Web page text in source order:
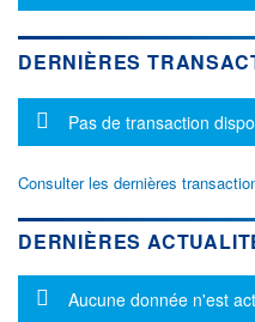
DERNIÈRES
Message
Pas de transaction
Consulter les dernières
DERNIÈRES
Message
Aucune donnée n'est